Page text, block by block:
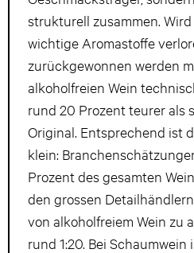
strukturell zusammen.
wichtige Aromastoffe
zurückgewonnen werden
alkoholfreien Wein
rund 20 Prozent teurer als
Original. Entsprechend ist
klein:
Prozent des gesamten
den grossen
von alkoholfreiem Wein zu
rund 1:20. Bei